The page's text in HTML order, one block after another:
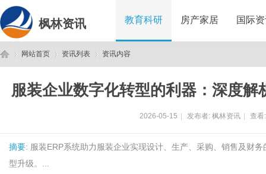
枫林资讯 教育科研 房产家居 国际
网站首页 资讯列表 资讯内容
服装企业数字化转型的利器：深度
2026-05-15 发布者: 枫林资讯 查
摘要: 服装ERP系统助力服装企业实现设计、生产、采购、销售及财
型升级。...